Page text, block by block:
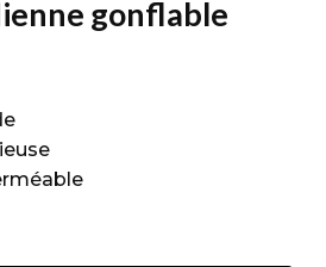
gonflable